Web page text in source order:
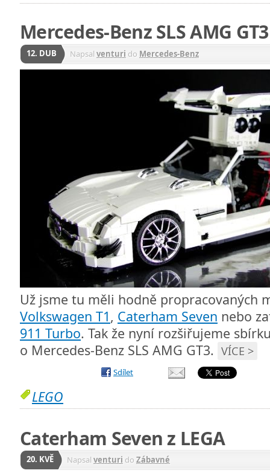
Mercedes-Benz SLS AMG
12. DUB Napsal venturi do Mercedes-Benz
Už jsme tu měli hodně propracovaných
Volkswagen T1, Caterham Seven nebo
911 Turbo. Tak že nyní rozšiřujeme
o Mercedes-Benz SLS AMG GT3. VÍCE >
Sdílet
LEGO
Caterham Seven z LEGA
20. KVĚ Napsal venturi do Zábavné